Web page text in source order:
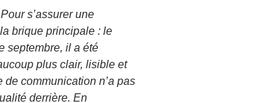
s’assurer une
brique principale : le
septembre, il a été
plus clair, lisible et
communication n’a pas
derrière. En